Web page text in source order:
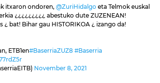
itxaron ondoren, @ZuriHidalgo eta Telmok euskal
¿¿¿¿¿¿¿¿¿ abestuko dute ZUZENEAN!
¿ bat! Bihar gau HISTORIKOA ¿ izango da!
ETB1en#BaserriaZUZ8 #Baserria
November 8, 2021